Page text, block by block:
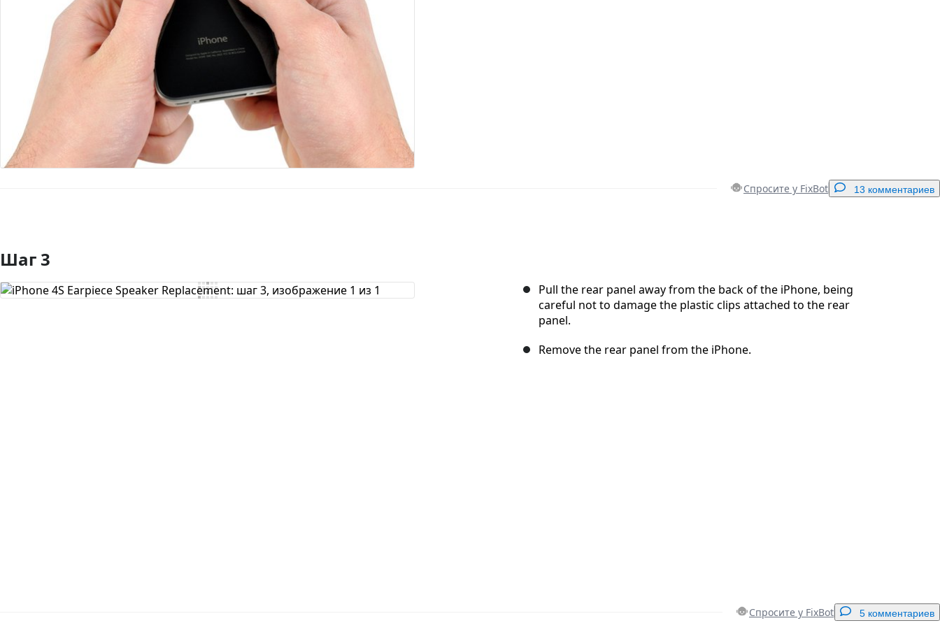
Спросите у FixBot 13 комментариев
Добавить комментарий
Шаг 3
Pull the rear panel away from the back of the iPhone, being
careful not to damage the plastic clips attached to the rear
panel.
Remove the rear panel from the iPhone.
Спросите у FixBot 5 комментариев